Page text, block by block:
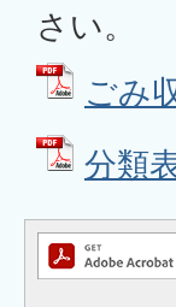
さい。
ごみ
分類